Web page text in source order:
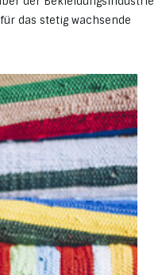
das stetig wachsende